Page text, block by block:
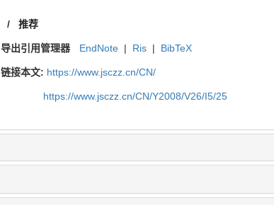
/ 推荐
导出引用管理器 EndNote | Ris | BibTeX
链接本文: https://www.jsczz.cn/CN/
https://www.jsczz.cn/CN/Y2008/V26/I5/25